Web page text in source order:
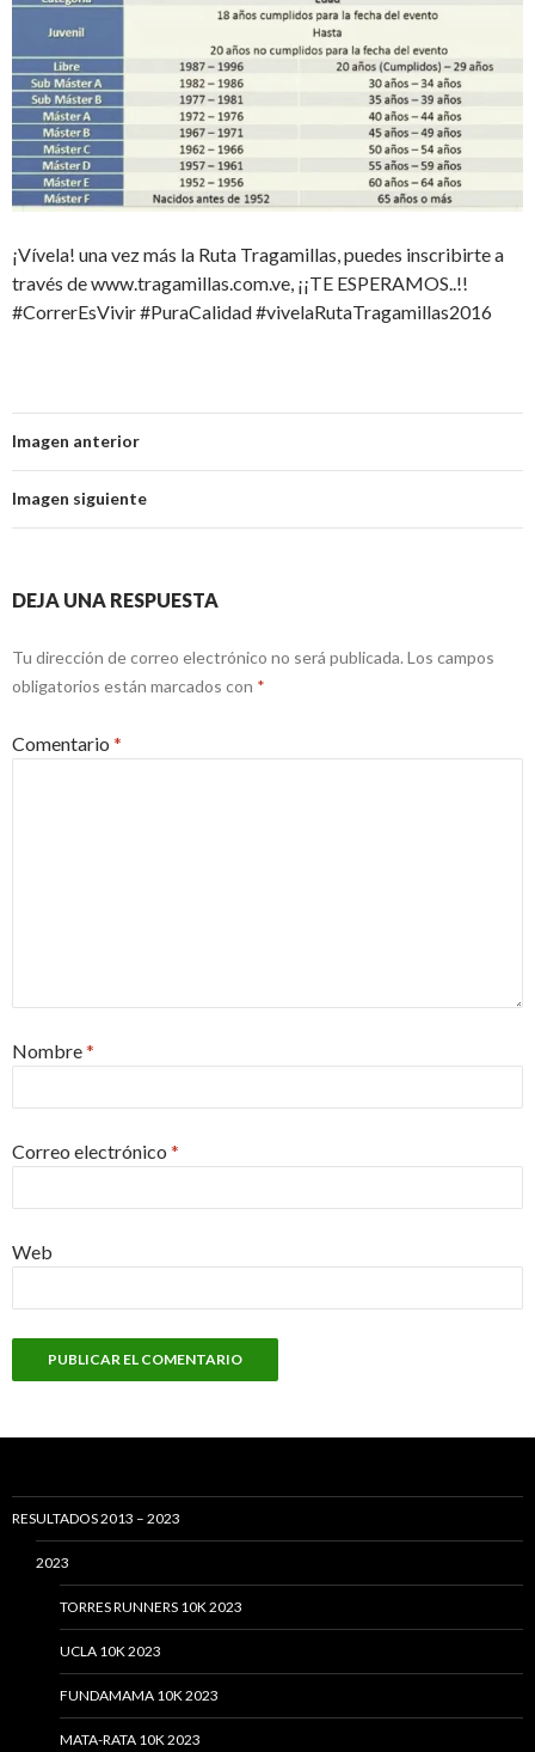
¡Vívela! una vez más la Ruta Tragamillas, puedes inscribirte a
través de www.tragamillas.com.ve, ¡¡TE ESPERAMOS..!!
#CorrerEsVivir #PuraCalidad #vivelaRutaTragamillas2016
Imagen anterior
Imagen siguiente
DEJA UNA RESPUESTA
Tu dirección de correo electrónico no será publicada. Los campos
obligatorios están marcados con *
Comentario *
Nombre*
Correo electrónico *
Web
RESULTADOS 2013 – 2023
2023
TORRES RUNNERS 10K 2023
UCLA 10K 2023
FUNDAMAMA 10K 2023
MATA-RATA 10K 2023